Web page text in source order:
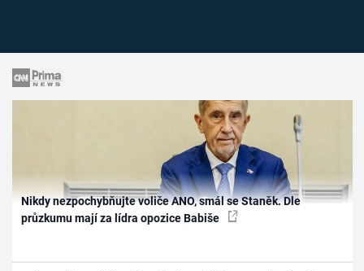
Nikdy nezpochybňujte voliče ANO, smál se Staněk. Dle
průzkumu mají za lídra opozice Babiše